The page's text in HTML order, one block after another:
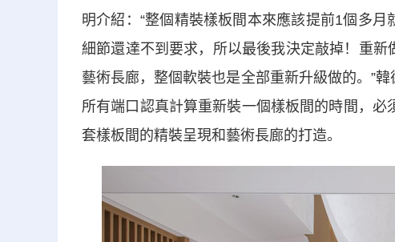
明介紹：“整個精裝樣板間本來應該提前1個多
細節還達不到要求，所以最後我決定敲掉！重
藝術長廊，整個軟裝也是全部重新升級做的。”
所有端口認真計算重新裝一個樣板間的時間，
套樣板間的精裝呈現和藝術長廊的打造。